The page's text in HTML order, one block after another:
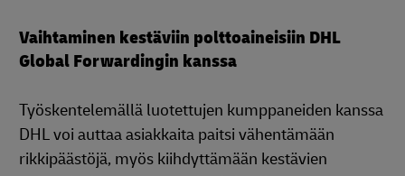
Vaihtaminen kestäviin polttoaineisiin DHL
Global Forwardingin kanssa
Työskentelemällä luotettujen kumppaneiden kanssa
DHL voi auttaa asiakkaita paitsi vähentämään
rikkipäästöjä, myös kiihdyttämään kestävien